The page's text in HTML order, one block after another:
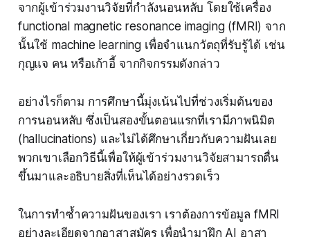
จากผู้เข้าร่วมงานวิจัยที่กำลังนอนหลับ โดยใช้เครื่อง
functional magnetic resonance imaging (fMRI) จาก
นั้นใช้ machine learning เพื่อจำแนกวัตถุที่รับรู้ได้ เช่น
กุญแจ คน หรือเก้าอี้ จากกิจกรรมดังกล่าว
อย่างไรก็ตาม การศึกษานี้มุ่งเน้นไปที่ช่วงเริ่มต้นของ
การนอนหลับ ซึ่งเป็นสองขั้นตอนแรกที่เรามีภาพนิมิต
(hallucinations) และไม่ได้ศึกษาเกี่ยวกับความฝันเลย
พวกเขาเลือกวิธีนี้เพื่อให้ผู้เข้าร่วมงานวิจัยสามารถตื่น
ขึ้นมาและอธิบายสิ่งที่เห็นได้อย่างรวดเร็ว
ในการทำซ้ำความฝันของเรา เราต้องการข้อมูล fMRI
อย่างละเอียดจากอาสาสมัคร เพื่อนำมาฝึก AI อาสา